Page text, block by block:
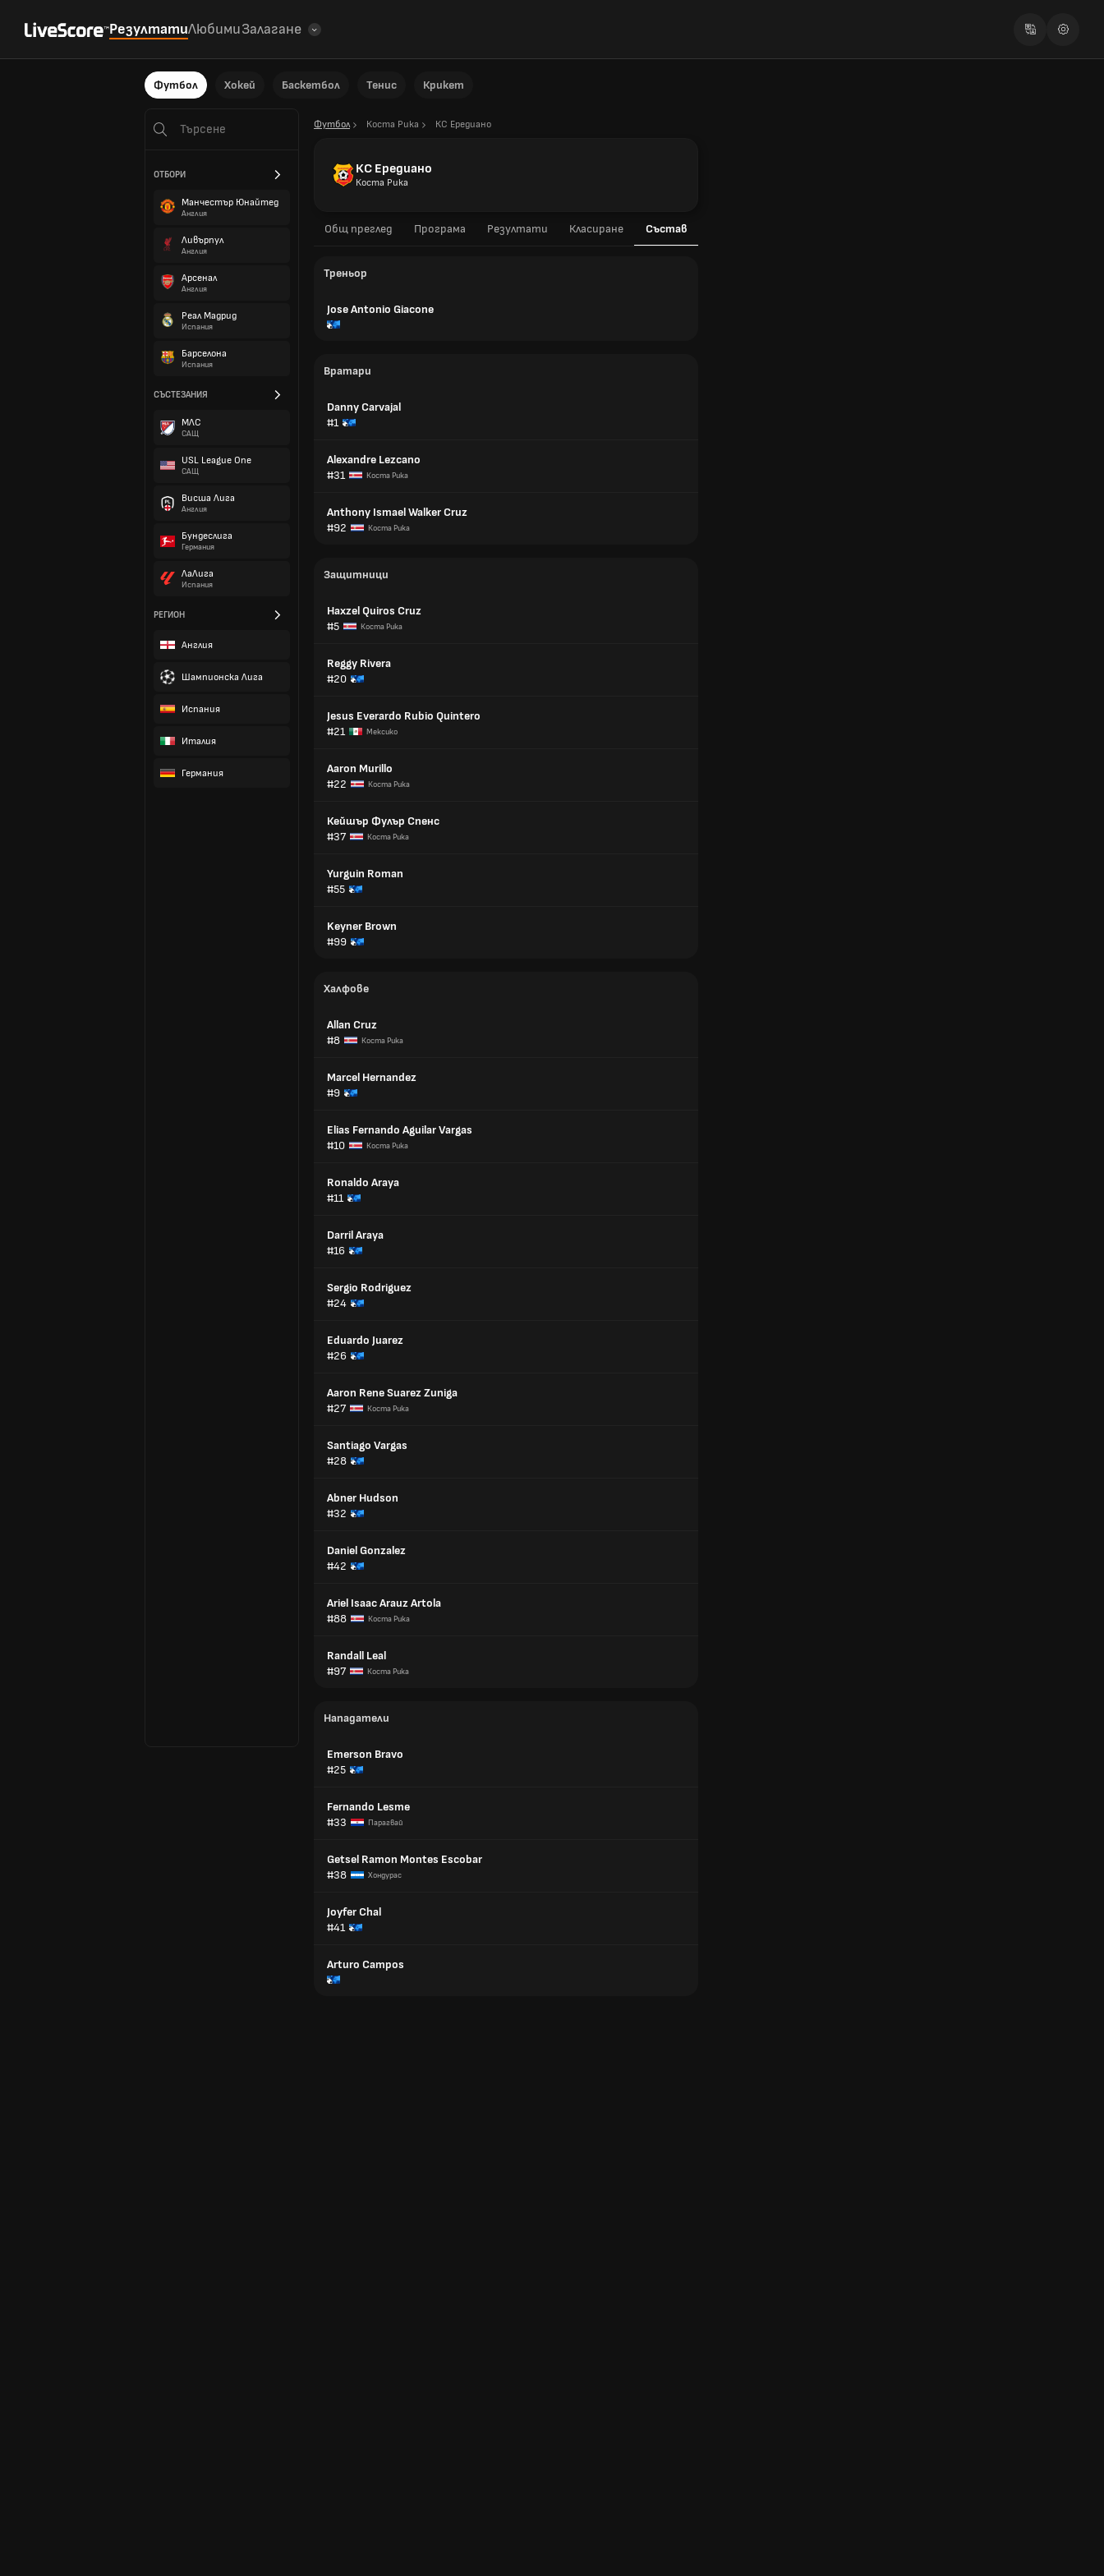
РезултатиЛюбимиЗалагане
Футбол Хокей Баскетбол Тенис Крикет
ОТБОРИ
Манчестър Юнайтед
Англия
Ливърпул
Англия
Арсенал
Англия
Реал Мадрид
Испания
Барселона
Испания
СЪСТЕЗАНИЯ
МЛС
САЩ
USL League One
САЩ
Висша Лига
Англия
Бундеслига
Германия
ЛаЛига
Испания
РЕГИОН
Англия
Шампионска Лига
Испания
Италия
Германия
Футбол Коста Рика КС Ередиано
КС Ередиано
Коста Рика
Общ преглед Програма Резултати Класиране Състав
Треньор
Jose Antonio Giacone
Вратари
Danny Carvajal
#1
Alexandre Lezcano
#31
Коста Рика
Anthony Ismael Walker Cruz
#92
Коста Рика
Защитници
Haxzel Quiros Cruz
#5
Коста Рика
Reggy Rivera
#20
Jesus Everardo Rubio Quintero
#21
Мексико
Aaron Murillo
#22
Коста Рика
Кейшър Фулър Спенс
#37
Коста Рика
Yurguin Roman
#55
Keyner Brown
#99
Халфове
Allan Cruz
#8
Коста Рика
Marcel Hernandez
#9
Elias Fernando Aguilar Vargas
#10
Коста Рика
Ronaldo Araya
#11
Darril Araya
#16
Sergio Rodriguez
#24
Eduardo Juarez
#26
Aaron Rene Suarez Zuniga
#27
Коста Рика
Santiago Vargas
#28
Abner Hudson
#32
Daniel Gonzalez
#42
Ariel Isaac Arauz Artola
#88
Коста Рика
Randall Leal
#97
Коста Рика
Нападатели
Emerson Bravo
#25
Fernando Lesme
#33
Парагвай
Getsel Ramon Montes Escobar
#38
Хондурас
Joyfer Chal
#41
Arturo Campos